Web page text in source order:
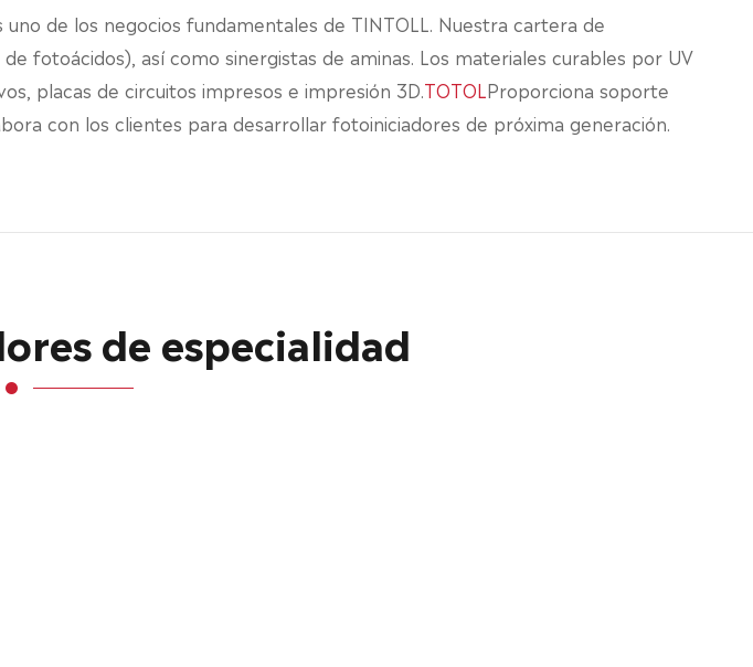
uno de los negocios fundamentales de TINTOLL. Nuestra cartera de
fotoácidos), así como sinergistas de aminas. Los materiales curables por UV
placas de circuitos impresos e impresión 3D.TOTOLProporciona soporte
con los clientes para desarrollar fotoiniciadores de próxima generación.
de especialidad